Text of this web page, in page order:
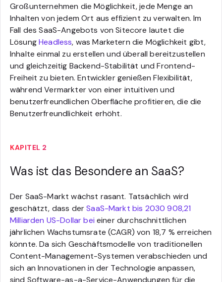
Großunternehmen die Möglichkeit, jede Menge an
Inhalten von jedem Ort aus effizient zu verwalten. Im
Fall des SaaS-Angebots von Sitecore lautet die
LösungHeadless, was Marketern die Möglichkeit gibt,
Inhalte einmal zu erstellen und überall bereitzustellen
und gleichzeitig Backend-Stabilität und Frontend-
Freiheit zu bieten. Entwickler genießen Flexibilität,
während Vermarkter von einer intuitiven und
benutzerfreundlichen Oberfläche profitieren, die die
Benutzerfreundlichkeit erhöht.
KAPITEL 2
Was ist das Besondere an SaaS?
Der SaaS-Markt wächst rasant. Tatsächlich wird
geschätzt, dass derSaaS-Markt bis 2030 908,21
Milliarden US-Dollar bei einer durchschnittlichen
jährlichen Wachstumsrate (CAGR) von 18,7 % erreichen
könnte. Da sich Geschäftsmodelle von traditionellen
Content-Management-Systemen verabschieden und
sich an Innovationen in der Technologie anpassen,
sind Software-as-a-Service-Anwendungen für die